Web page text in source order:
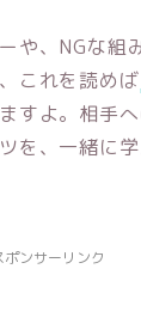
や、NGな組
これを読めば
すよ。相手
を、一緒に
ポンサーリンク